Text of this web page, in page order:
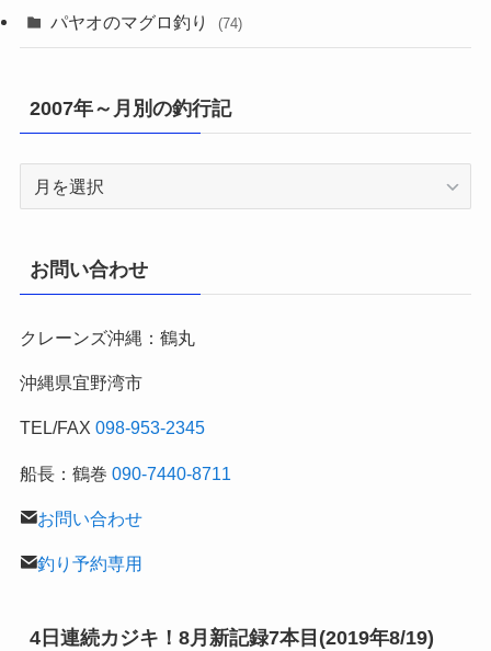
パヤオのマグロ釣り (74)
2007年～月別の釣行記
2007
月
別
釣
記
お問い合わせ
クレーンズ沖縄：鶴丸
沖縄県宜野湾市
TEL/FAX 098-953-2345
船長：鶴巻 090-7440-8711
お問い合わせ
釣り予約専用
4日連続カジキ！8月新記録7本目(2019年8/19)